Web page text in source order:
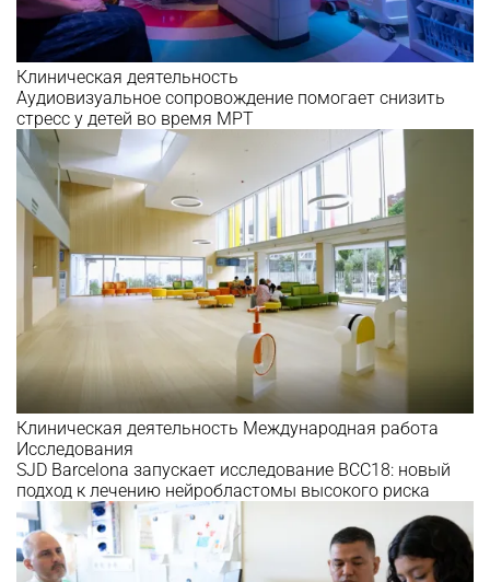
Клиническая деятельность
Аудиовизуальное сопровождение помогает снизить
стресс у детей во время МРТ
Клиническая деятельность Международная работа
Исследования
SJD Barcelona запускает исследование BCC18: новый
подход к лечению нейробластомы высокого риска